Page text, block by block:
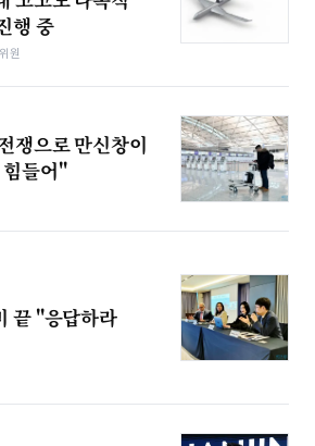
행 중
원
쟁으로 만신창이
들어"
끝 "응답하라